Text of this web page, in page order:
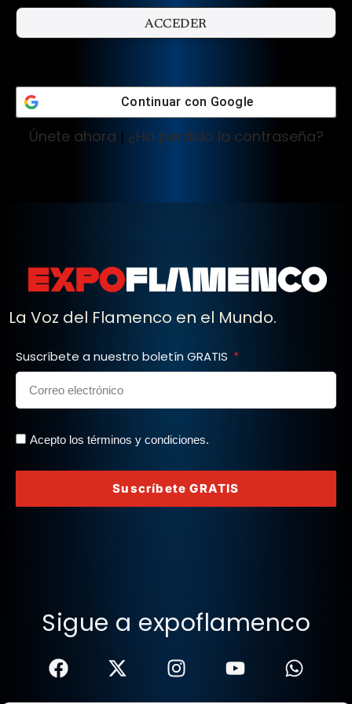
Continuar con Google
Únete ahora | ¿Ha perdido la contraseña?
La Voz del Flamenco en el Mundo.
Suscríbete a nuestro boletín GRATIS
Acepto los términos y condiciones.
Suscríbete GRATIS
Sigue a expoflamenco